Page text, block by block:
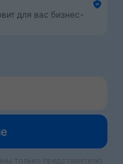
для вас бизнес-
только представителю